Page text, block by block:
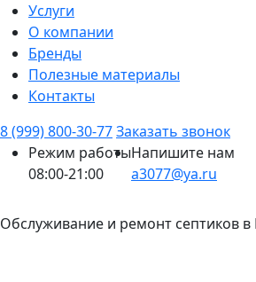
Услуги
О компании
Бренды
Полезные материалы
Контакты
8 (999) 800-30-77Заказать звонок
Режим работы
08:00-21:00
Напишите нам
a3077@ya.ru
Обслуживание и ремонт септиков